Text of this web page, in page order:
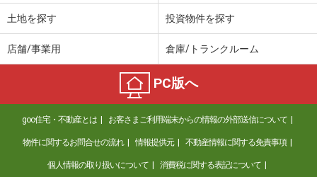
土地を探す 投資物件を探す
店舗/事業用 倉庫/トランクルーム
PC版へ
goo住宅・不動産とは お客さまご利用端末からの情報の外部送信について
物件に関するお問合せの流れ 情報提供元 不動産情報に関する免責事項
個人情報の取り扱いについて 消費税に関する表記について